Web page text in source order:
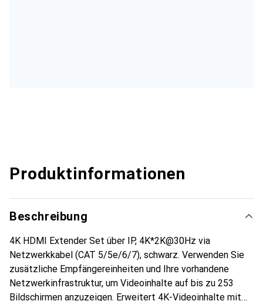
Produktinformationen
Beschreibung
4K HDMI Extender Set über IP, 4K*2K@30Hz via
Netzwerkkabel (CAT 5/5e/6/7), schwarz. Verwenden Sie
zusätzliche Empfängereinheiten und Ihre vorhandene
Netzwerkinfrastruktur, um Videoinhalte auf bis zu 253
Bildschirmen anzuzeigen. Erweitert 4K-Videoinhalte mit